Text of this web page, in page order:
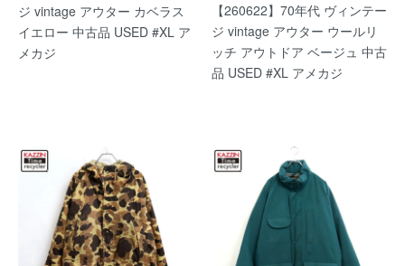
ジ vintage アウター カベラス
イエロー 中古品 USED #XL ア
メカジ
【260622】70年代 ヴィンテー
ジ vintage アウター ウールリ
ッチ アウトドア ベージュ 中古
品 USED #XL アメカジ